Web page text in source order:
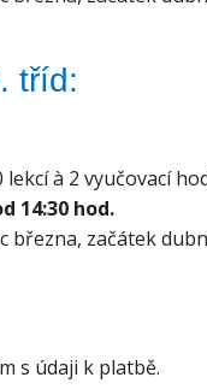
tříd:
lekcíà 2 vyučovací
14:30 hod.
začátek
s údaji k platbě.